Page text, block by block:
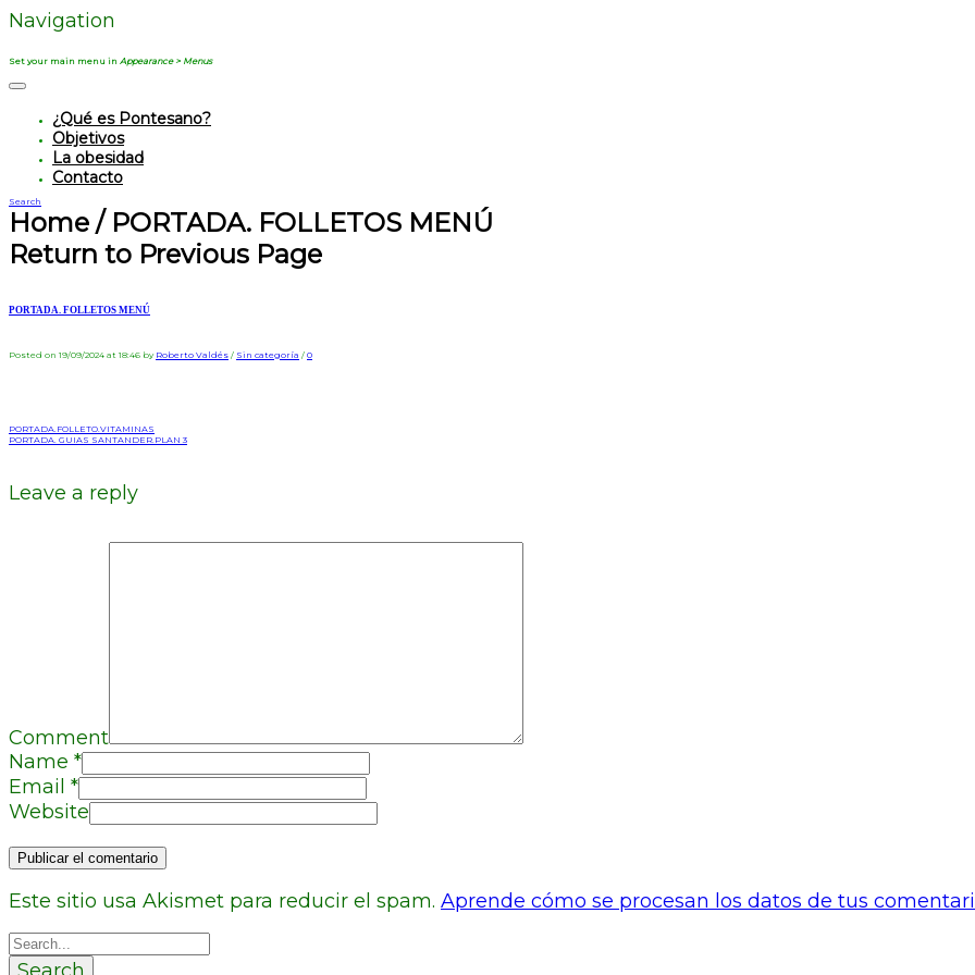
Navigation
Set your main menu in Appearance > Menus
¿Qué es Pontesano?
Objetivos
La obesidad
Contacto
Search
Home / PORTADA. FOLLETOS MENÚ
Return to Previous Page
PORTADA. FOLLETOS MENÚ
Posted on 19/09/2024 at 18:46 by Roberto Valdés / Sin categoría / 0
PORTADA.FOLLETO.VITAMINAS
PORTADA. GUIAS SANTANDER.PLAN 3
Leave a reply
Comment
Name *
Email *
Website
Este sitio usa Akismet para reducir el spam. Aprende cómo se procesan los datos de tus